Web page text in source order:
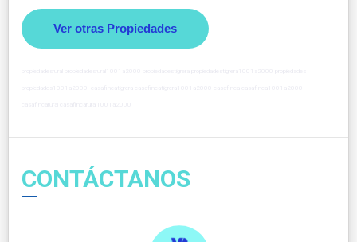
Ver otras Propiedades
CONTÁCTANOS